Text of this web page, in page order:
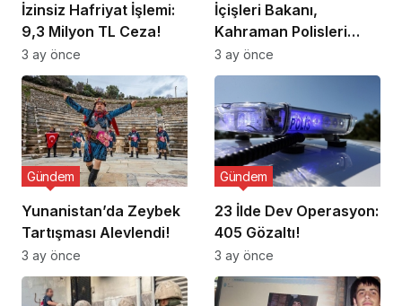
İzinsiz Hafriyat İşlemi:
9,3 Milyon TL Ceza!
3 ay önce
İçişleri Bakanı,
Kahraman Polisleri
Ziyaret Etti
3 ay önce
Yunanistan’da Zeybek
Tartışması Alevlendi!
Gündem
3 ay önce
23 İlde Dev Operasyon:
405 Gözaltı!
Gündem
3 ay önce